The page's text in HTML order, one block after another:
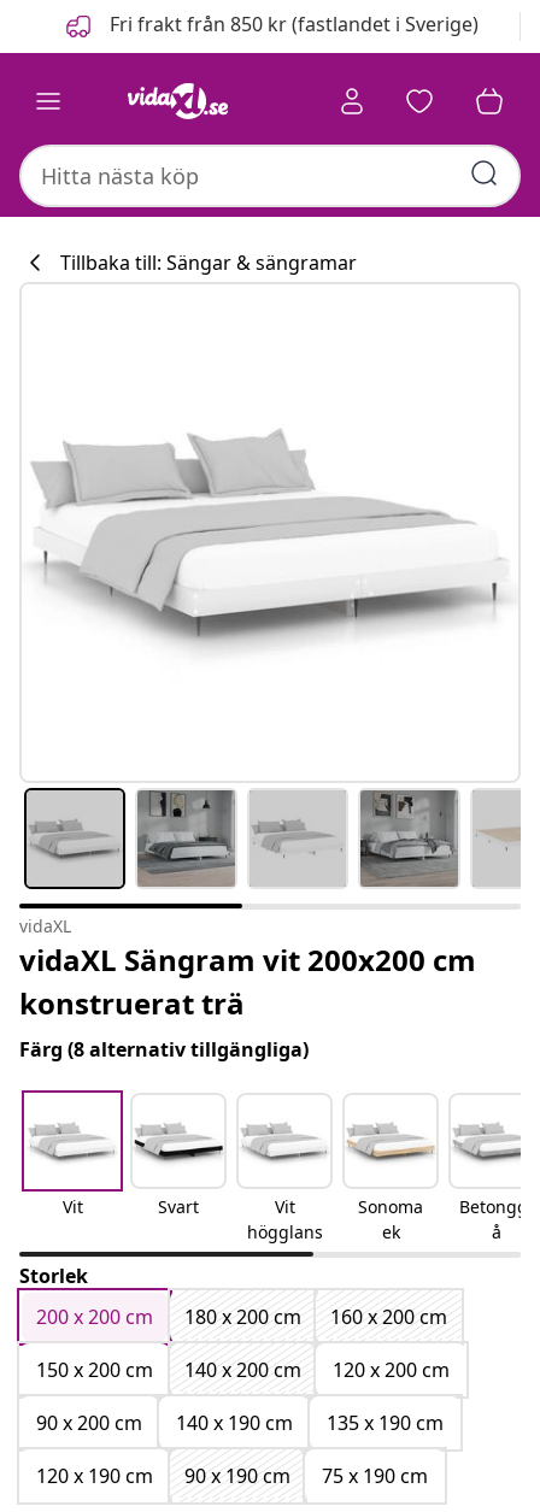
FöregåendeFri frakt från 850 kr (fastlandet i Sverige)
Tillbaka till: Sängar & sängramar
vidaXL
vidaXL Sängram vit 200x200 cm
konstruerat trä
Färg (8 alternativ tillgängliga)
Vit Svart
Vit
högglans
Sonoma
ek
Betonggr
å
Storlek
200 x 200 cm
180 x 200 cm
160 x 200 cm
150 x 200 cm
140 x 200 cm
120 x 200 cm
90 x 200 cm
140 x 190 cm
135 x 190 cm
120 x 190 cm
90 x 190 cm 75 x 190 cm